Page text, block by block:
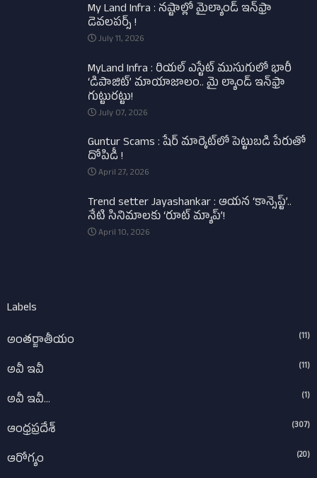
My Land Infra : నష్టాల్లో మైల్యాండ్ ఇన్‌ఫ్రా
డెవలపర్స్ !
July 11, 2026
MyLand Infra : రియల్ ఎస్టేట్ ముసుగులో భారీ
‘డిపాజిట్’ మాయాజాలం.. మై ల్యాండ్ ఇన్‌ఫ్రా
గుట్టురట్టు!
July 07, 2026
Guntur Scams : షేర్ మార్కెట్‌లో పెట్టుబడి పేరుతో
దోపిడీ !
April 27, 2026
Trend setter Jayashankar : ఆయన ‘కాన్సెప్ట్’..
నేటి సినిమాలకు ‘రూట్ మ్యాప్’!
April 10, 2026
Labels
అంతర్జాతీయం
(11)
అవీ ఇవీ (11)
అవీ ఇవీ... (1)
ఆంధ్రప్రదేశ్‌ (307)
ఆరోగ్యం (20)